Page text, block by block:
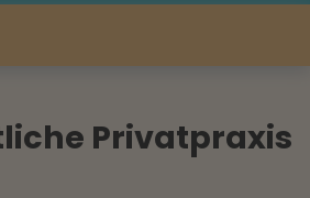
Privatpraxis